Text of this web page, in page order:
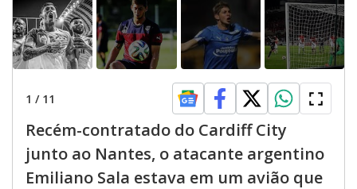
1 / 11
Recém-contratado do Cardiff City
junto ao Nantes, o atacante argentino
Emiliano Sala estava em um avião que